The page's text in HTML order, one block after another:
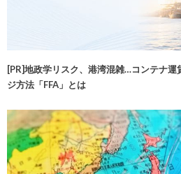
[PR]地政学リスク、港湾混雑…コンテナ運
ジ方法「FFA」とは